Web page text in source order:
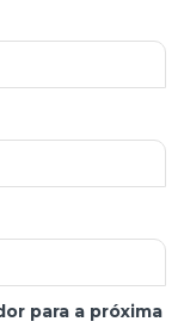
para a próxima